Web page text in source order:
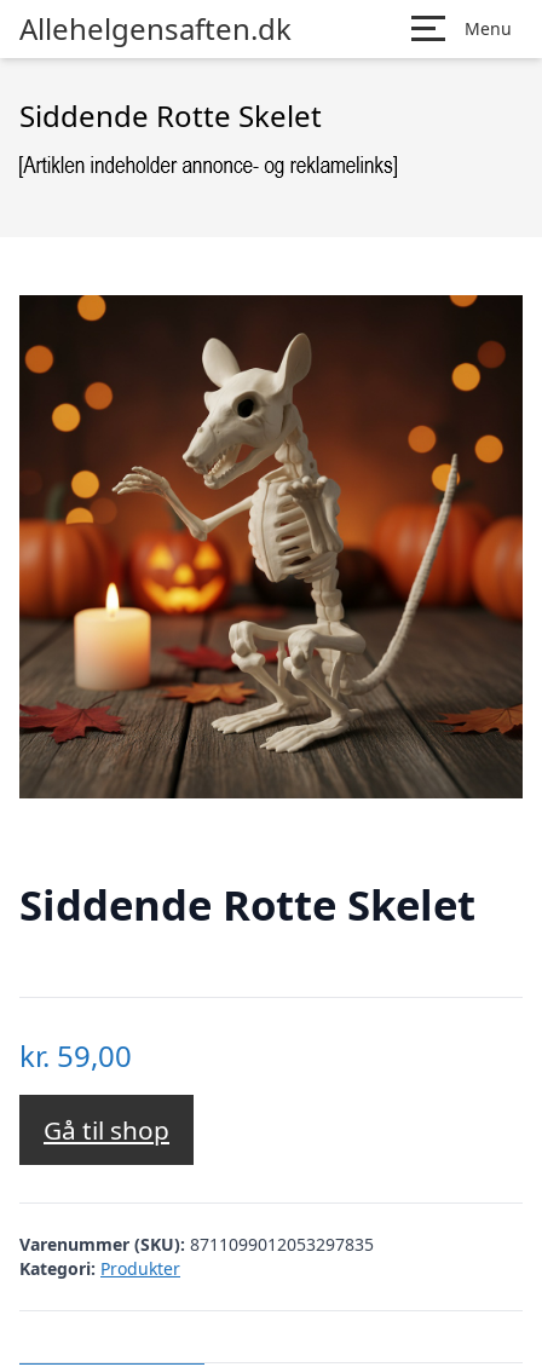
Allehelgensaften.dk Menu
Siddende Rotte Skelet
Siddende Rotte Skelet
kr. 59,00
Gå til shop
Varenummer (SKU): 8711099012053297835
Kategori: Produkter